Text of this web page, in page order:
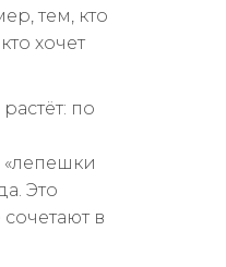
тем, кто
хочет
по
Это
в